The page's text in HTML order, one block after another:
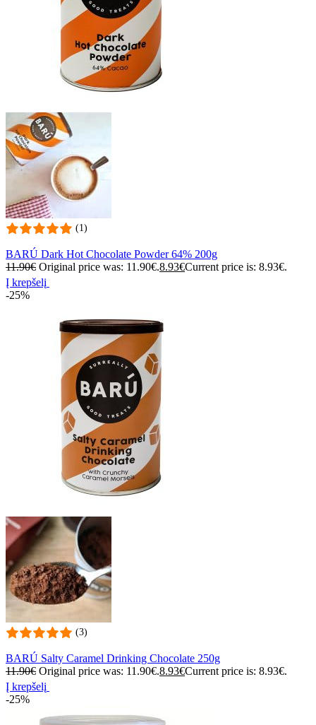
(1)
BARÚ Dark Hot Chocolate Powder 64% 200g
11.90€ Original price was: 11.90€.8.93€Current price is: 8.93€.
Į krepšelį
-25%
(3)
BARÚ Salty Caramel Drinking Chocolate 250g
11.90€ Original price was: 11.90€.8.93€Current price is: 8.93€.
Į krepšelį
-25%